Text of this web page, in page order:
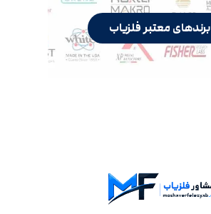
برندهای معتبر فلزیاب